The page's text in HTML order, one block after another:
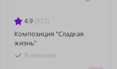
4.9 (572)
Композиция "Сладкая
жизнь"
В наличии